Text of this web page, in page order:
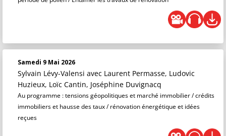
Samedi 9 Mai 2026
Sylvain Lévy-Valensi avec Laurent Permasse, Ludovic
Huzieux, Loïc Cantin, Joséphine Duvignacq
Au programme : tensions géopolitiques et marché immobilier / crédits
immobiliers et hausse des taux / rénovation énergétique et idées
reçues